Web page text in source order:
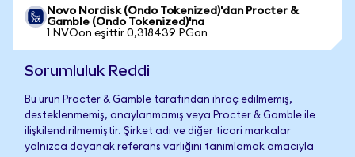
Novo Nordisk (Ondo Tokenized)'dan Procter &
Gamble (Ondo Tokenized)'na
1 NVOon eşittir 0,318439 PGon
Sorumluluk Reddi
Bu ürün Procter & Gamble tarafından ihraç edilmemiş,
desteklenmemiş, onaylanmamış veya Procter & Gamble ile
ilişkilendirilmemiştir. Şirket adı ve diğer ticari markalar
yalnızca dayanak referans varlığını tanımlamak amacıyla